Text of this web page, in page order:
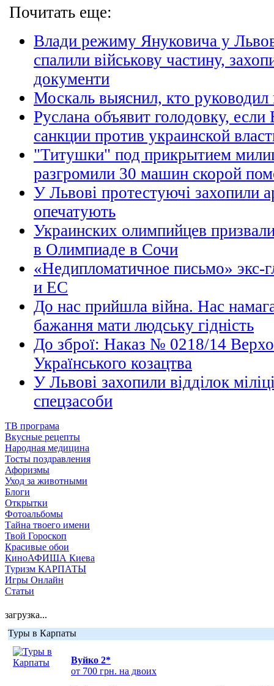
Почитать еще:
Влади режиму Януковича у
спалили військову частину,
документи
Москаль выяснил, кто
Руслана объявит голодовку,
санкции против украинской
"Титушки" под прикрытием
разгромили 30 машин скорой
У Львові протестуючі захопили
опечатують
Украинских олимпийцев
в Олимпиаде в Сочи
«Недипломатичное письмо»
и ЕС
До нас прийшла війна. Нас
бажання мати людську гідність
До зброї: Наказ № 0218/14
Українського козацтва
У Львові захопили відділок
спецзасоби
ТВ програма
Вкусные рецепты
Народная медицина
Тосты поздравления
Афоризмы
Уход за животными
Блоги
Открытки
Фотоальбомы
Тайна твоего имени
Твой Гороскоп
Красивые обои
КиноАФИША Киева
Туризм КАРПАТЫ
Игры Онлайн
Статьи
загрузка...
Туры в Карпаты
Вуйко 2*
от 700 грн. на двоих